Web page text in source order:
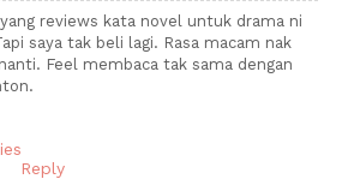
yang reviews kata novel untuk drama ni
saya tak beli lagi. Rasa macam nak
Feel membaca tak sama dengan
Reply